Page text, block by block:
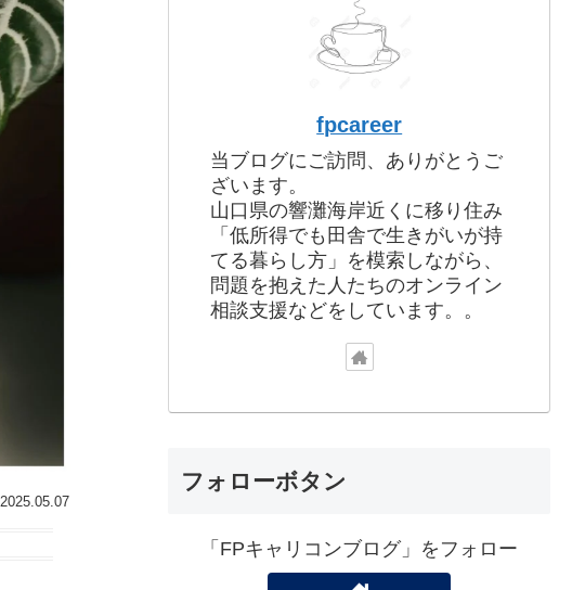
2025.05.07
fpcareer
当ブログにご訪問、ありがとうご
ざいます。
山口県の響灘海岸近くに移り住み
「低所得でも田舎で生きがいが持
てる暮らし方」を模索しながら、
問題を抱えた人たちのオンライン
相談支援などをしています。。
フォローボタン
「FPキャリコンブログ」をフォロー